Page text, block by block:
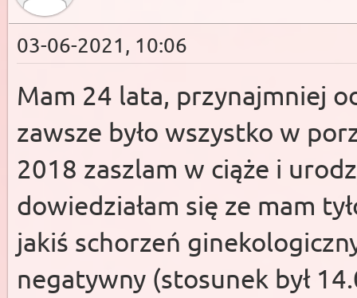
03-06-2021, 10:06
Mam 24 lata, przynajmniej
zawsze było wszystko w
2018 zaszlam w ciąże i
dowiedziałam się ze mam
jakiś schorzeń
negatywny (stosunek był